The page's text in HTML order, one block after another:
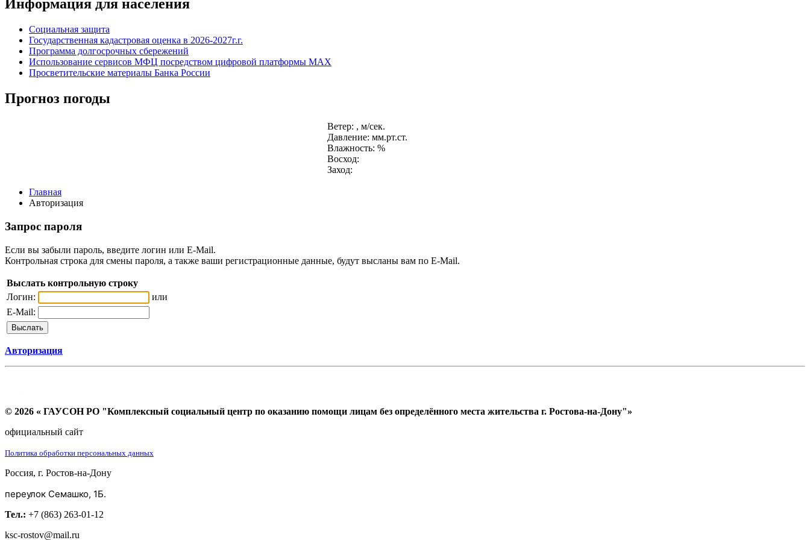
Информация для населения
Социальная защита
Государственная кадастровая оценка в 2026-2027г.г.
Программа долгосрочных сбережений
Использование сервисов МФЦ посредством цифровой платформы MAX
Просветительские материалы Банка России
Прогноз погоды
Ветер: , м/сек.
Давление: мм.рт.ст.
Влажность: %
Восход:
Заход:
Главная
Авторизация
Запрос пароля
Если вы забыли пароль, введите логин или E-Mail.
Контрольная строка для смены пароля, а также ваши регистрационные данные, будут высланы вам по E-Mail.
Выслать контрольную строку
Логин:
или
E-Mail:
Авторизация
© 2026 « ГАУСОН РО "Комплексный социальный центр по оказанию помощи лицам без определённого места жительства г. Ростова-на-Дону"»
официальный сайт
Политика обработки персональных данных
Россия, г. Ростов-на-Дону
переулок Семашко, 1Б.
Тел.: +7 (863) 263-01-12
ksc-rostov@mail.ru